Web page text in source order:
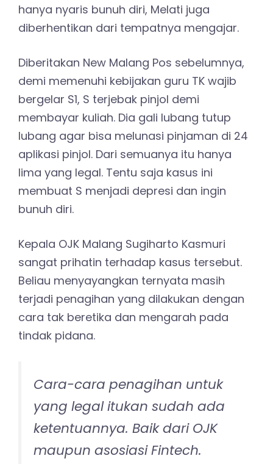
hanya nyaris bunuh diri, Melati juga
diberhentikan dari tempatnya mengajar.
Diberitakan New Malang Pos sebelumnya,
demi memenuhi kebijakan guru TK wajib
bergelar S1, S terjebak pinjol demi
membayar kuliah. Dia gali lubang tutup
lubang agar bisa melunasi pinjaman di 24
aplikasi pinjol. Dari semuanya itu hanya
lima yang legal. Tentu saja kasus ini
membuat S menjadi depresi dan ingin
bunuh diri.
Kepala OJK Malang Sugiharto Kasmuri
sangat prihatin terhadap kasus tersebut.
Beliau menyayangkan ternyata masih
terjadi penagihan yang dilakukan dengan
cara tak beretika dan mengarah pada
tindak pidana.
Cara-cara penagihan untuk
yang legal itukan sudah ada
ketentuannya. Baik dari OJK
maupun asosiasi Fintech.